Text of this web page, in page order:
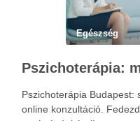
Egészség
Pszichoterápia Budapest:
online konzultáció.